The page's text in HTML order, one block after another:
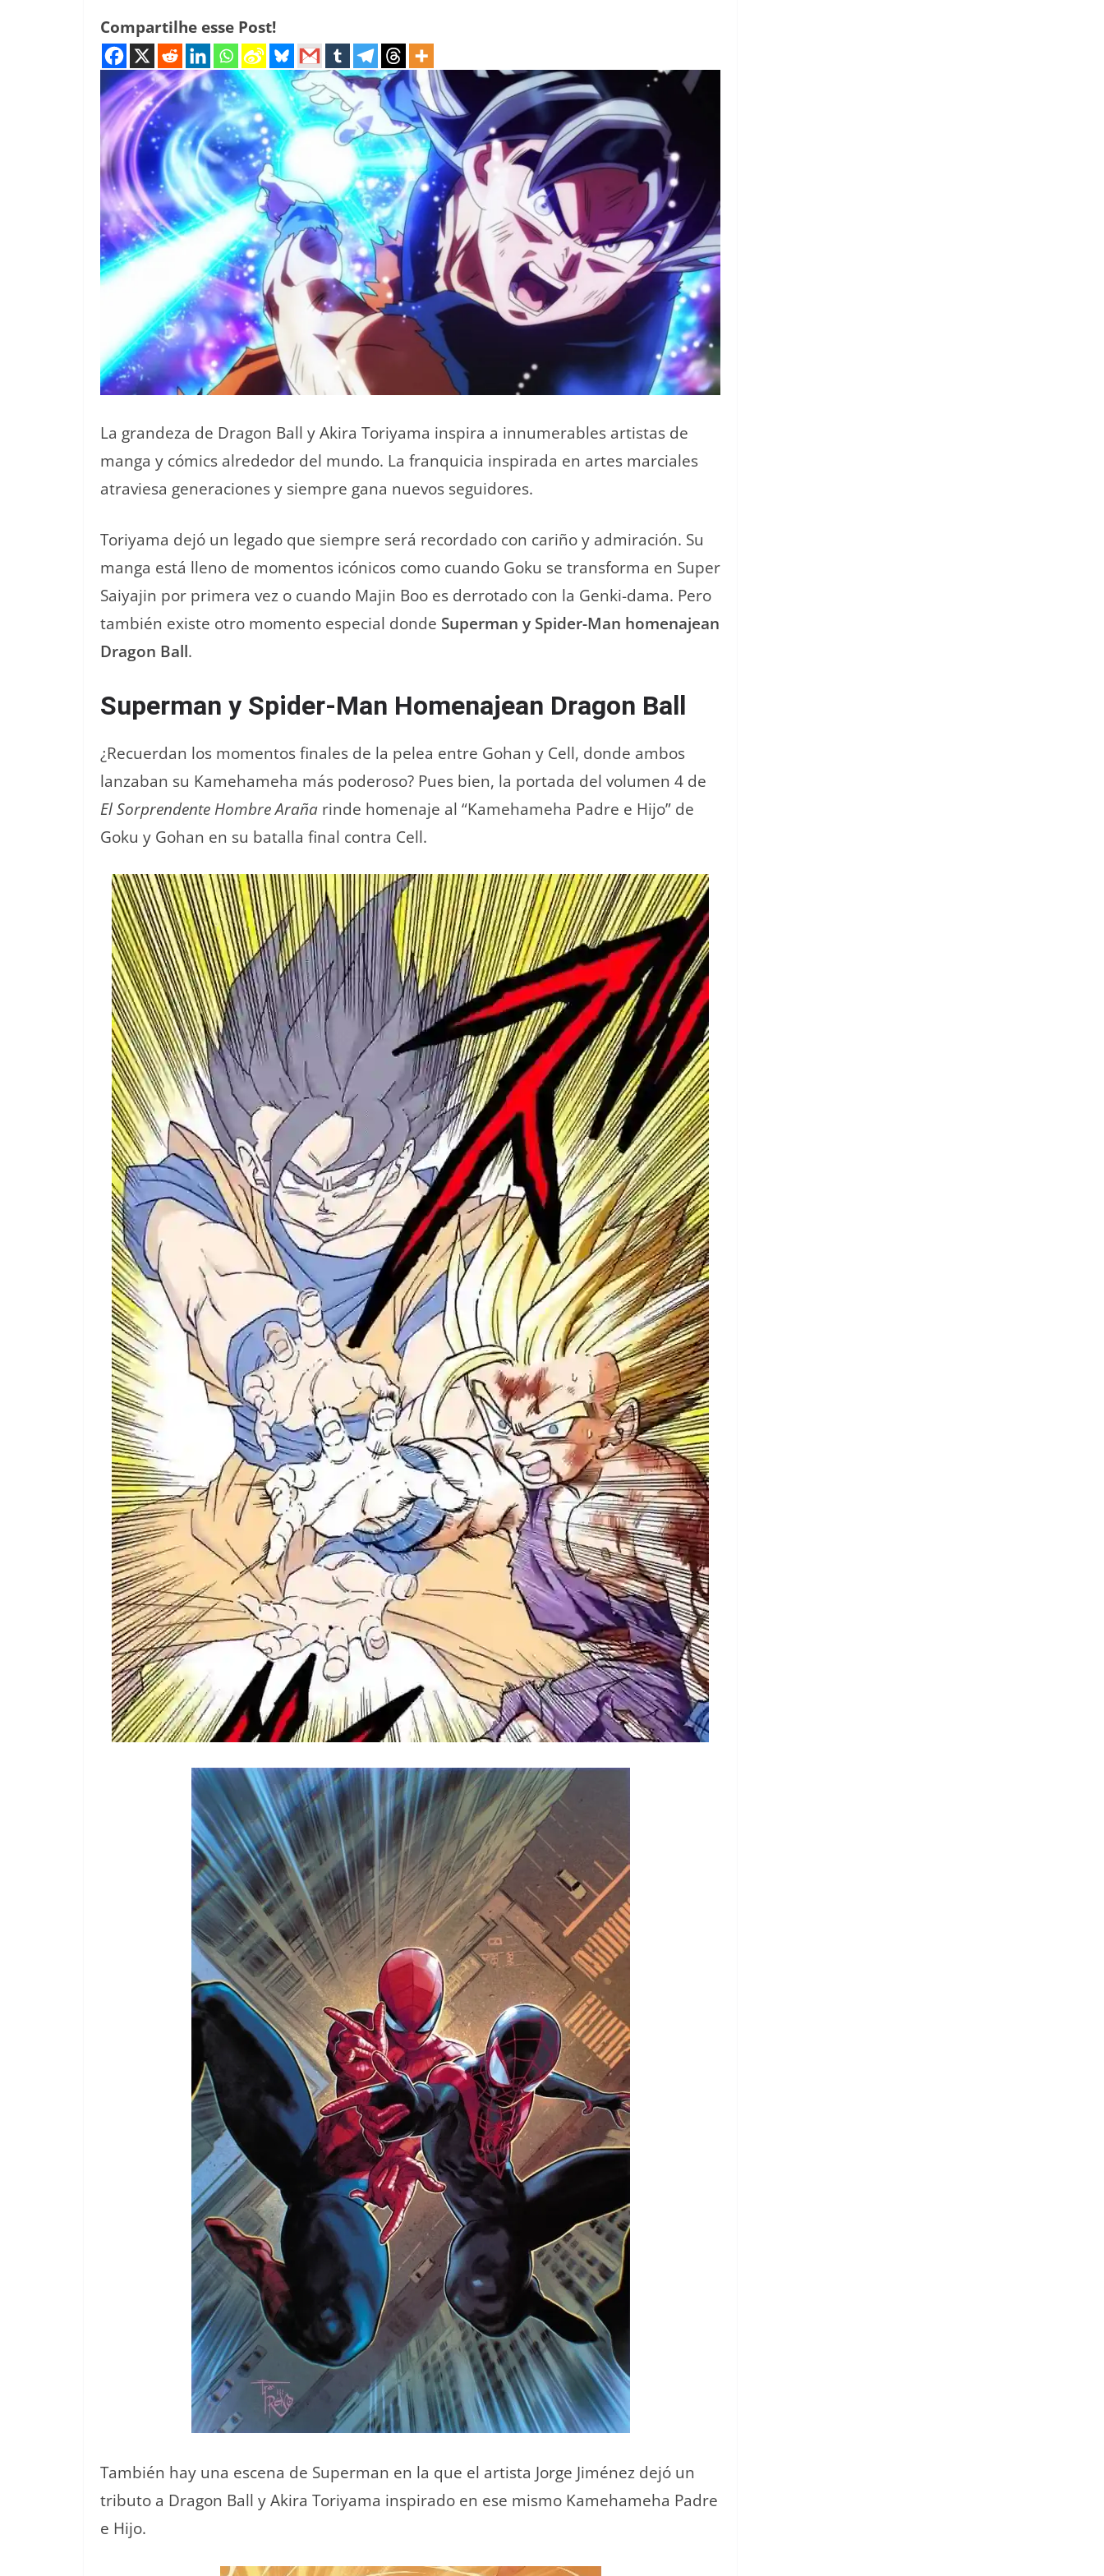
Compartilhe esse Post!
La grandeza de Dragon Ball y Akira Toriyama inspira a innumerables artistas de
manga y cómics alrededor del mundo. La franquicia inspirada en artes marciales
atraviesa generaciones y siempre gana nuevos seguidores.
Toriyama dejó un legado que siempre será recordado con cariño y admiración. Su
manga está lleno de momentos icónicos como cuando Goku se transforma en Super
Saiyajin por primera vez o cuando Majin Boo es derrotado con la Genki-dama. Pero
también existe otro momento especial donde Superman y Spider-Man homenajean
Dragon Ball.
Superman y Spider-Man Homenajean Dragon Ball
¿Recuerdan los momentos finales de la pelea entre Gohan y Cell, donde ambos
lanzaban su Kamehameha más poderoso? Pues bien, la portada del volumen 4 de
El Sorprendente Hombre Araña rinde homenaje al “Kamehameha Padre e Hijo” de
Goku y Gohan en su batalla final contra Cell.
También hay una escena de Superman en la que el artista Jorge Jiménez dejó un
tributo a Dragon Ball y Akira Toriyama inspirado en ese mismo Kamehameha Padre
e Hijo.